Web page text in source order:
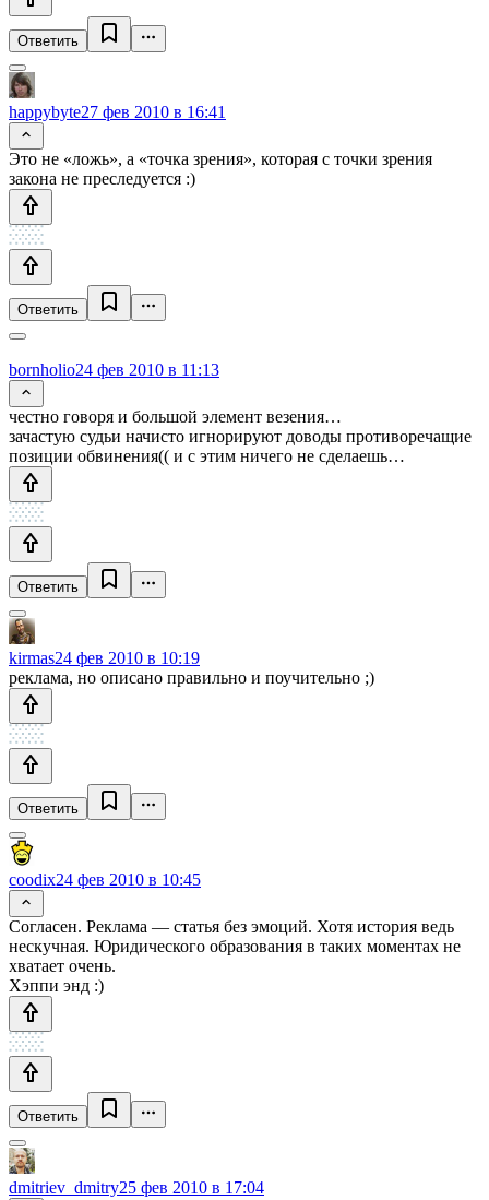
Ответить
happybyte27 фев 2010 в 16:41
Это не «ложь», а «точка зрения», которая с точки зрения
закона не преследуется :)
Ответить
bornholio24 фев 2010 в 11:13
честно говоря и большой элемент везения…
зачастую судьи начисто игнорируют доводы противоречащие
позиции обвинения(( и с этим ничего не сделаешь…
Ответить
kirmas24 фев 2010 в 10:19
реклама, но описано правильно и поучительно ;)
Ответить
coodix24 фев 2010 в 10:45
Согласен. Реклама — статья без эмоций. Хотя история ведь
нескучная. Юридического образования в таких моментах не
хватает очень.
Хэппи энд :)
Ответить
dmitriev_dmitry25 фев 2010 в 17:04